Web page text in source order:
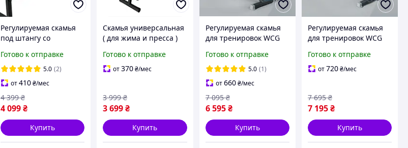
Регулируемая скамья
под штангу со
Готово к отправке
5.0 (2)
от410₴/мес
4 099₴
4 399 ₴
Купить
Скамья универсальная
( для жима и пресса )
Готово к отправке
от370₴/мес
3 699₴
3 999 ₴
Купить
Регулируемая скамья
для тренировок WCG
Готово к отправке
5.0 (1)
от660 ₴/мес
6 595 ₴
7 095 ₴
Купить
Регулируемая скамья
для тренировок WCG
Готово к отправке
от720₴/мес
7 195₴
7 695 ₴
Купить